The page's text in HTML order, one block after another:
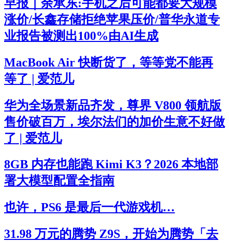
早报｜余承东:手机之后可能都要大规模
涨价/长鑫存储拒绝苹果压价/普华永道专
业报告被测出100%由AI生成
MacBook Air 快断货了，等等党不能再
等了 | 爱范儿
华为全场景新品齐发，尊界 V800 领航版
售价破百万，埃尔法们的加价生意不好做
了 | 爱范儿
8GB 内存也能跑 Kimi K3？2026 本地部
署大模型配置全指南
也许，PS6 是最后一代游戏机…
31.98 万元的腾势 Z9S，开始为腾势「去